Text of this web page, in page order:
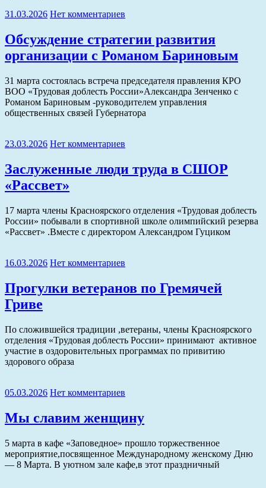
31.03.2026 Нет комментариев
Обсуждение стратегии развития
организации с Романом Бариновым
31 марта состоялась встреча председателя правления КРО
ВОО «Трудовая доблесть России»Александра Зенченко с
Романом Бариновым -руководителем управления
общественных связей Губернатора
23.03.2026 Нет комментариев
Заслуженные люди труда в СШОР
«Рассвет»
17 марта члены Красноярского отделения «Трудовая доблесть
России» побывали в спортивной школе олимпийский резерва
«Рассвет» .Вместе с директором Александром Гуциком
16.03.2026 Нет комментариев
Прогулки ветеранов по Гремячей
Гриве
По сложившейся традиции ,ветераны, члены Красноярского
отделения «Трудовая доблесть России» принимают активное
участие в оздоровительных программах по привитию
здорового образа
05.03.2026 Нет комментариев
Мы славим женщину
5 марта в кафе «Заповедное» прошло торжественное
мероприятие,посвященное Международному женскому Дню
— 8 Марта. В уютном зале кафе,в этот праздничный